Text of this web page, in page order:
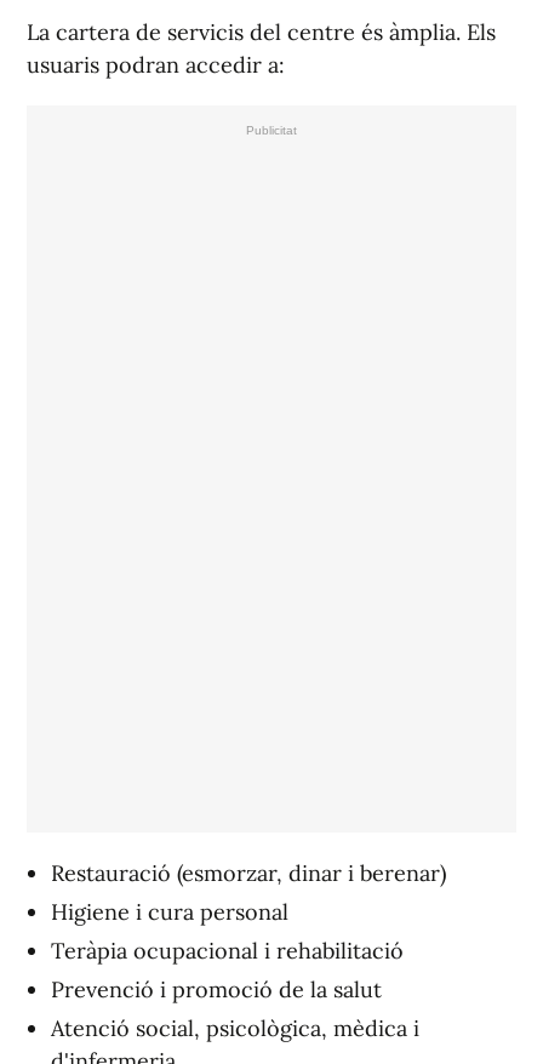
La cartera de servicis del centre és àmplia. Els
usuaris podran accedir a:
Restauració (esmorzar, dinar i berenar)
Higiene i cura personal
Teràpia ocupacional i rehabilitació
Prevenció i promoció de la salut
Atenció social, psicològica, mèdica i